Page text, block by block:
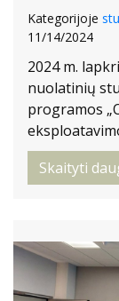
Kategorijoje
11/14/2024
2024 m.
nuolatinių
programos
Skaityti